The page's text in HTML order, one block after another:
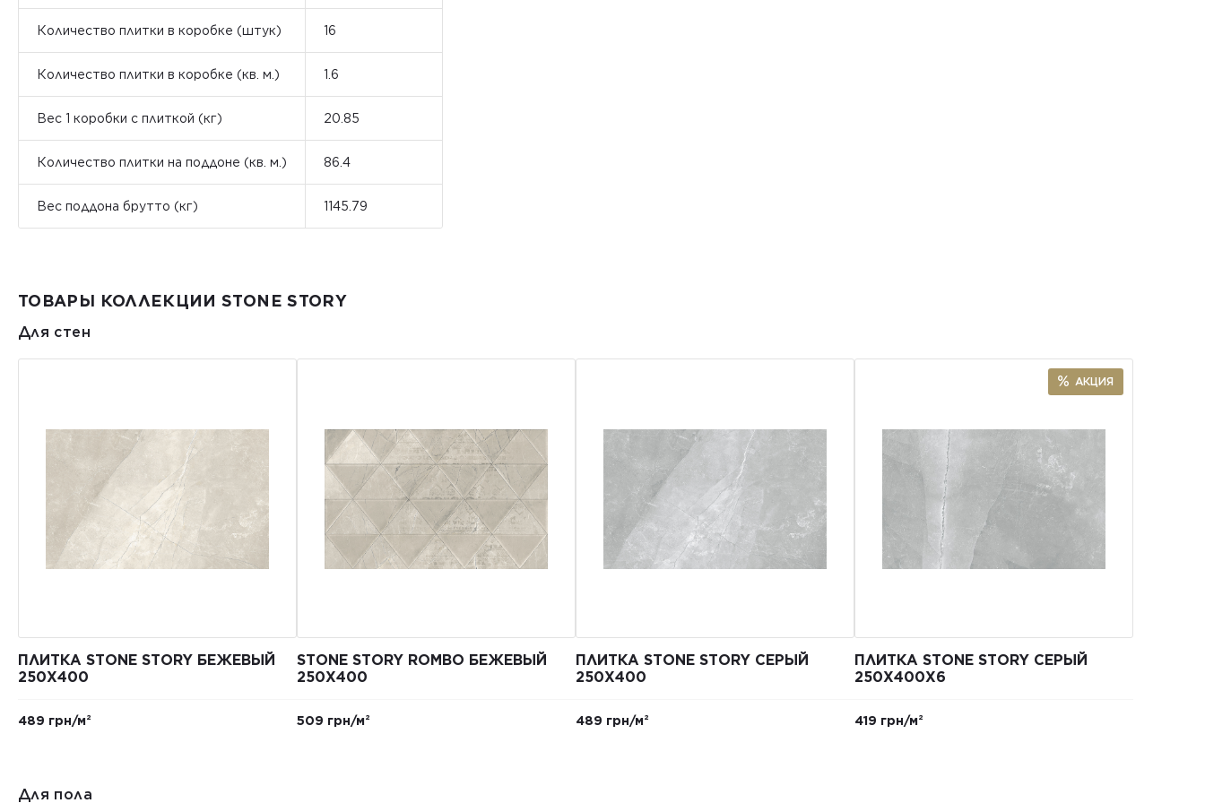
Количество плитки в коробке (штук) 16
Количество плитки в коробке (кв. м.) 1.6
Вес 1 коробки с плиткой (кг) 20.85
Количество плитки на поддоне (кв. м.) 86.4
Вес поддона брутто (кг) 1145.79
ТОВАРЫ КОЛЛЕКЦИИ STONE STORY
Для стен
ПЛИТКА STONE STORY БЕЖЕВЫЙ
250X400
489 грн/м²
STONE STORY ROMBO БЕЖЕВЫЙ
250X400
509 грн/м²
ПЛИТКА STONE STORY СЕРЫЙ
250X400
489 грн/м²
АКЦИЯ
ПЛИТКА STONE STORY СЕРЫЙ
250Х400X6
419 грн/м²
Для пола